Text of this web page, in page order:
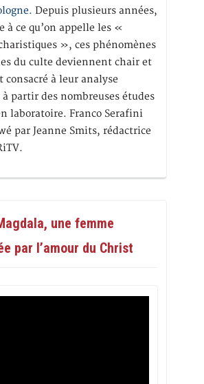
Depuis plusieurs années,
à ce qu’on appelle les «
», ces phénomènes
du culte deviennent chair et
consacré à leur analyse
partir des nombreuses études
laboratoire. Franco Serafini
par Jeanne Smits, rédactrice
une femme
par l’amour du Christ